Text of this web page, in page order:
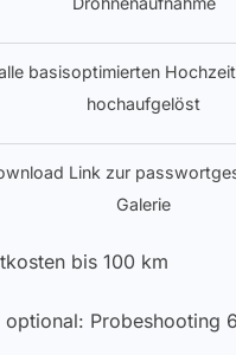
basisoptimierten
hochaufgelöst
Link zur
Galerie
bis 100 km
optional: Probeshooting